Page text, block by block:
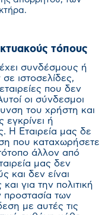
τόπους
συνδέσμους ή
ιστοσελίδες,
που δεν
οι σύνδεσμοι
του χρήστη και
εγκρίνει ή
Η Εταιρεία μας δε
που καταχωρήσετε
άλλον από
μας δεν
και δεν είναι
για την πολιτική
προστασία των
με αυτές τις